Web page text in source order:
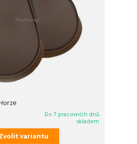
Do 7 pracovních dnů
skladem
variantu